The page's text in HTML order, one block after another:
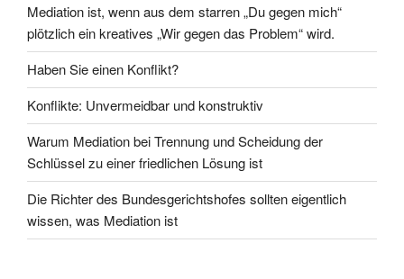
Mediation ist, wenn aus dem starren „Du gegen mich“
plötzlich ein kreatives „Wir gegen das Problem“ wird.
Haben Sie einen Konflikt?
Konflikte: Unvermeidbar und konstruktiv
Warum Mediation bei Trennung und Scheidung der
Schlüssel zu einer friedlichen Lösung ist
Die Richter des Bundesgerichtshofes sollten eigentlich
wissen, was Mediation ist